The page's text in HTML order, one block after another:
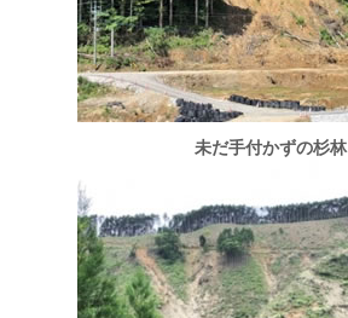
未だ手付かずの杉林